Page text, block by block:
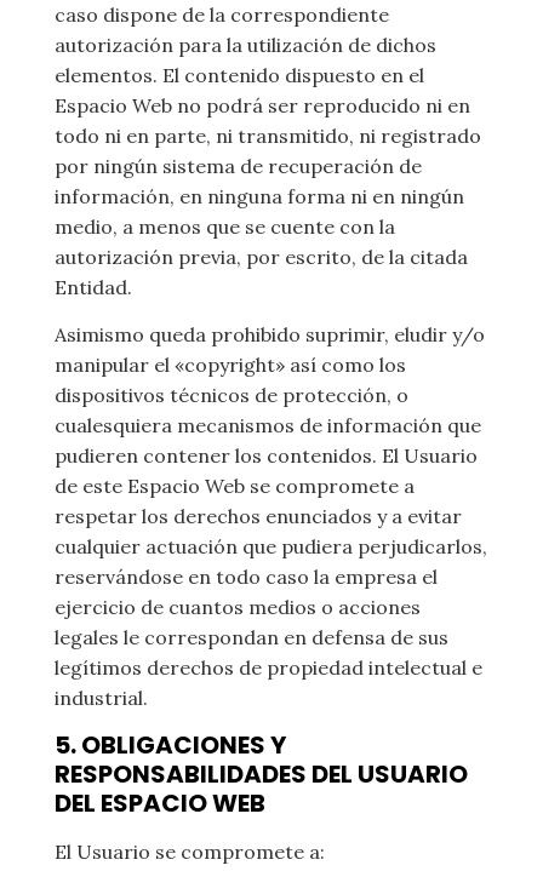
caso dispone de la correspondiente
autorización para la utilización de dichos
elementos. El contenido dispuesto en el
Espacio Web no podrá ser reproducido ni en
todo ni en parte, ni transmitido, ni registrado
por ningún sistema de recuperación de
información, en ninguna forma ni en ningún
medio, a menos que se cuente con la
autorización previa, por escrito, de la citada
Entidad.
Asimismo queda prohibido suprimir, eludir y/o
manipular el «copyright» así como los
dispositivos técnicos de protección, o
cualesquiera mecanismos de información que
pudieren contener los contenidos. El Usuario
de este Espacio Web se compromete a
respetar los derechos enunciados y a evitar
cualquier actuación que pudiera perjudicarlos,
reservándose en todo caso la empresa el
ejercicio de cuantos medios o acciones
legales le correspondan en defensa de sus
legítimos derechos de propiedad intelectual e
industrial.
5. OBLIGACIONES Y
RESPONSABILIDADES DEL USUARIO
DEL ESPACIO WEB
El Usuario se compromete a: